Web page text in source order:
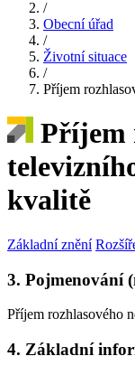
/
Obecní úřad
/
Životní situace
/
Příjem
Příjem
kvalitě
Základní znění
3. Pojmenování
Příjem rozhlasového
4. Základní